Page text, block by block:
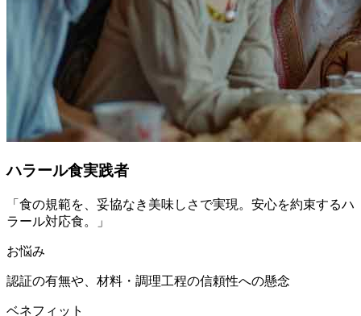
ハラール食実践者
「 食の規範を、妥協なき美味しさで実現。安心を約束するハ
ラール対応食。
」
お悩み
認証の有無や、材料・調理工程の信頼性への懸念
ベネフィット